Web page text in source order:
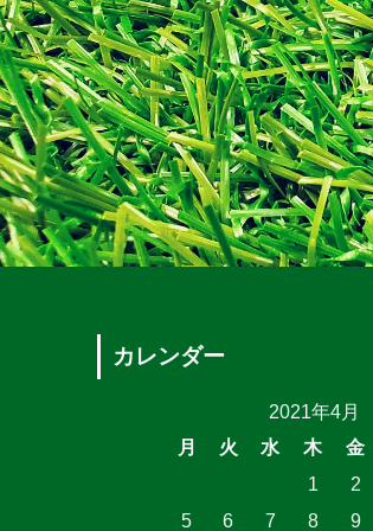
カレンダー
2021年4月
月
火 水 木 金
1
2
5
6 7 8 9